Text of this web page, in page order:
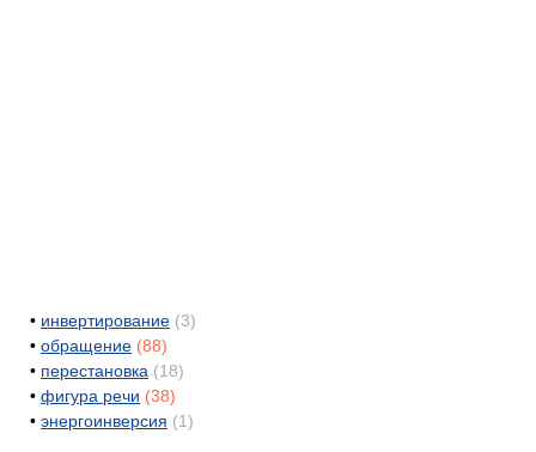
• инвертирование (3)
• обращение (88)
• перестановка (18)
• фигура речи (38)
• энергоинверсия (1)